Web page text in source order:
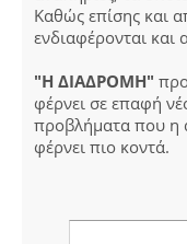
Καθώς επίσης και
ενδιαφέρονται
"Η ΔΙΑΔΡΟΜΗ"
φέρνει σε επαφή
προβλήματα που η
φέρνει πιο κοντά.